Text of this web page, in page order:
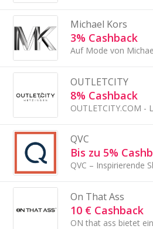
Michael Kors
3% Cashback
OUTLETCITY
8% Cashback
QVC
Bis zu 5%
On That Ass
10 € Cashback